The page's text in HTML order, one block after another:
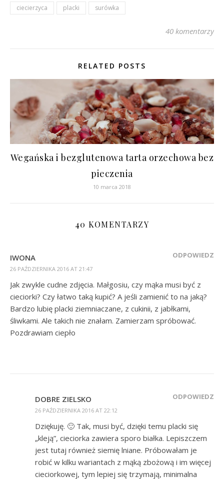
ciecierzyca placki surówka
40 komentarzy
RELATED POSTS
Wegańska i bezglutenowa tarta orzechowa bez
pieczenia
10 marca 2018
40 KOMENTARZY
IWONA
26 PAŹDZIERNIKA 2016 AT 21:47
ODPOWIEDZ
Jak zwykle cudne zdjęcia. Małgosiu, czy mąka musi być z
cieciorki? Czy łatwo taką kupić? A jeśli zamienić to na jaką?
Bardzo lubię placki ziemniaczane, z cukinii, z jabłkami,
śliwkami. Ale takich nie znałam. Zamierzam spróbować.
Pozdrawiam ciepło
DOBRE ZIELSKO
26 PAŹDZIERNIKA 2016 AT 22:12
ODPOWIEDZ
Dziękuję. 🙂 Tak, musi być, dzięki temu placki się
„kleją”, cieciorka zawiera sporo białka. Lepiszczem
jest tutaj również siemię lniane. Próbowałam je
robić w kilku wariantach z mąką zbożową i im więcej
cieciorkowej, tym lepiej się trzymają, minimalna